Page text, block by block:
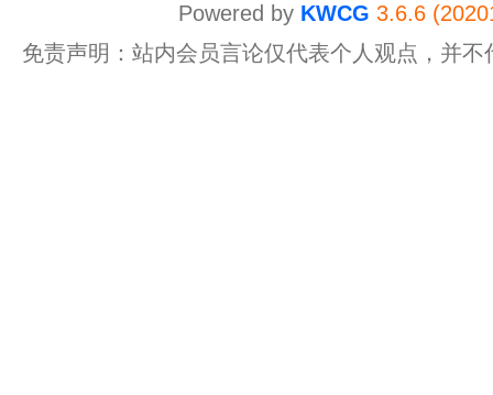
Powered by KWCG 3.6.6
免责声明：站内会员言论仅代表个人观点，并